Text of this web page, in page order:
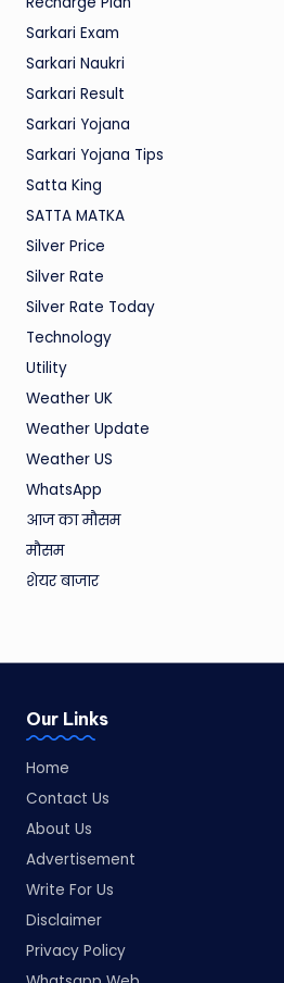
Sarkari Exam
Sarkari Naukri
Sarkari Result
Sarkari Yojana
Sarkari Yojana Tips
Satta King
SATTA MATKA
Silver Price
Silver Rate
Silver Rate Today
Technology
Utility
Weather UK
Weather Update
Weather US
WhatsApp
आज का मौसम
मौसम
शेयर बाजार
Our Links
Home
Contact Us
About Us
Advertisement
Write For Us
Disclaimer
Privacy Policy